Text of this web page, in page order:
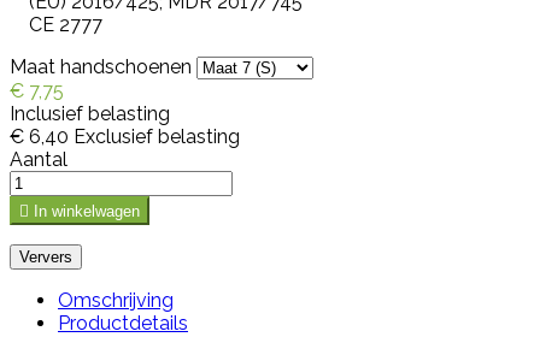
CE 2777
Maat handschoenen
€ 7,75
Inclusief belasting
€ 6,40 Exclusief belasting
Aantal
 In winkelwagen
Omschrijving
Productdetails